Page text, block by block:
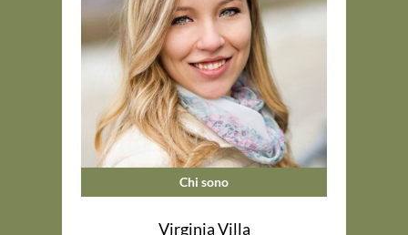
Chi sono
Virginia Villa